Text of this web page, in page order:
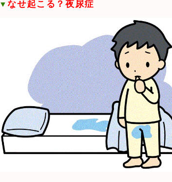
▼なせ起こる？夜尿症